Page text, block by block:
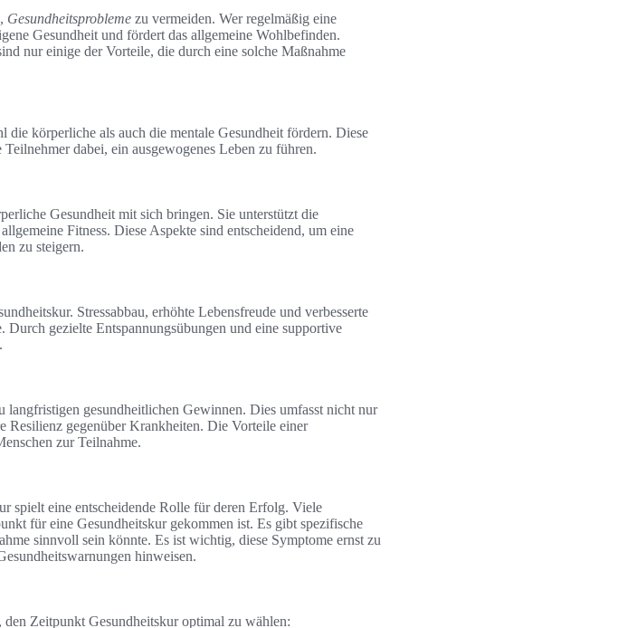
Gesundheitsprobleme zu vermeiden. Wer regelmäßig eine
Gesundheit und fördert das allgemeine Wohlbefinden.
nur einige der Vorteile, die durch eine solche Maßnahme
körperliche als auch die mentale Gesundheit fördern. Diese
dabei, ein ausgewogenes Leben zu führen.
Gesundheit mit sich bringen. Sie unterstützt die
Fitness. Diese Aspekte sind entscheidend, um eine
zu steigern.
Stressabbau, erhöhte Lebensfreude und verbesserte
gezielte Entspannungsübungen und eine supportive
langfristigen gesundheitlichen Gewinnen. Dies umfasst nicht nur
Resilienz gegenüber Krankheiten. Die Vorteile einer
zur Teilnahme.
spielt eine entscheidende Rolle für deren Erfolg. Viele
für eine Gesundheitskur gekommen ist. Es gibt spezifische
sinnvoll sein könnte. Es ist wichtig, diese Symptome ernst zu
hinweisen.
Zeitpunkt Gesundheitskur optimal zu wählen: